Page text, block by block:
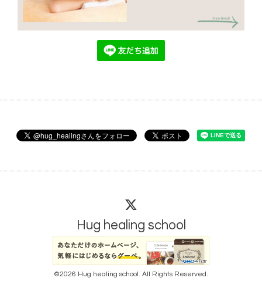
Hug healing school
©2026 Hug healing school . All Rights Reserved.